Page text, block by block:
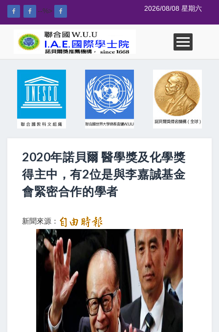
--%> 2026/08/08 星期六
2020年諾貝爾 醫學獎及化學獎
得主中，有2位是與李嘉誠基金
會緊密合作的學者
新聞來源：